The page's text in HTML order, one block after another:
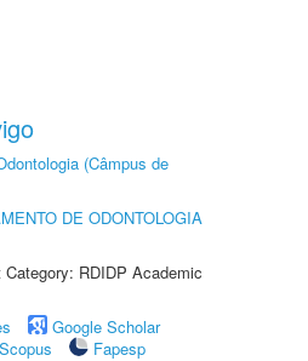
(Câmpus de
DE ODONTOLOGIA
RDIDP Academic
Google Scholar
Scopus
Fapesp